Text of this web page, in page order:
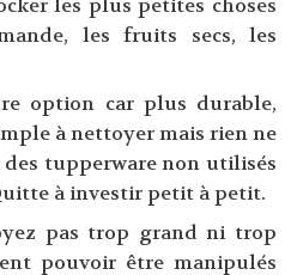
les plus petites choses
les fruits secs, les
option car plus durable,
à nettoyer mais rien ne
tupperware non utilisés
à investir petit à petit.
pas trop grand ni trop
pouvoir être manipulés